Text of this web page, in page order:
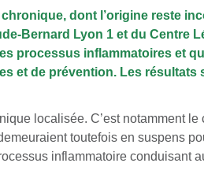
dont l’origine reste
Bernard Lyon 1 et du Centre
processus inflammatoires et
et de prévention. Les résultats
localisée. C’est notamment
toutefois en suspens
inflammatoire conduisant